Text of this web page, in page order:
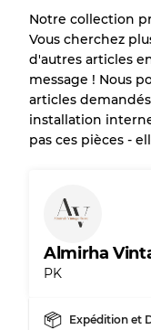
Répartition
Qualité AB
Qualité BC
Notre collection
Vous cherchez
d'autres articles
message ! Nous
articles
installation
pas ces pièces -
Almirha
PK
Expédition et